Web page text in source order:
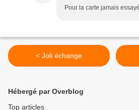
Pour la carte jamais
< Joli échange
Hébergé par Overblog
Top articles